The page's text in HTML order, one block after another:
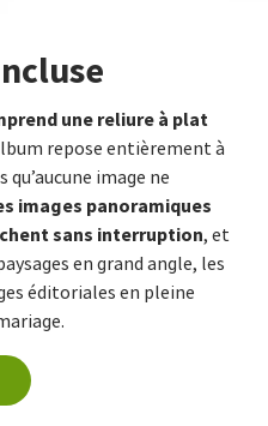
une reliure à plat
repose entièrement à
image ne
images panoramiques
sans interruption, et
en grand angle, les
éditoriales en pleine